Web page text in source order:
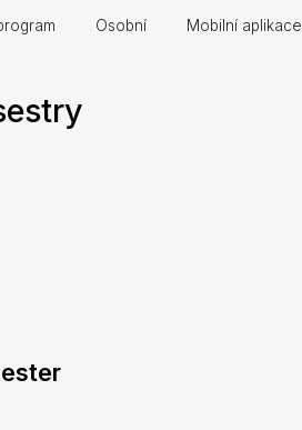
Osobní Mobilní aplikace